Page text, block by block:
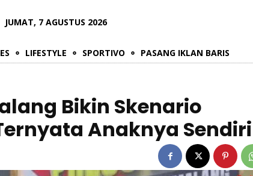
JUMAT, 7 AGUSTUS 2026
LIFESTYLE SPORTIVO PASANG IKLAN BARIS
Bikin Skenario
Anaknya Sendiri